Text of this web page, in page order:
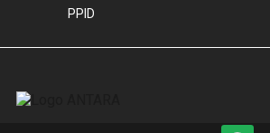
PPID